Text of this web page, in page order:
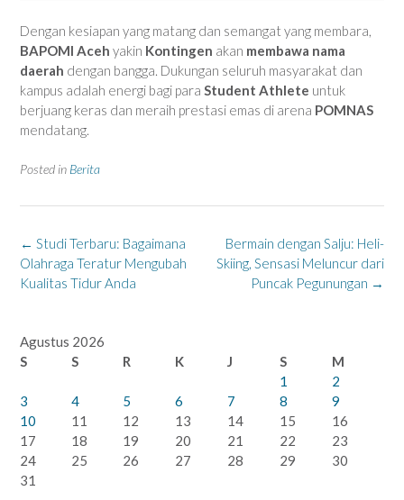
Dengan kesiapan yang matang dan semangat yang membara,
BAPOMI Aceh yakin Kontingen akan membawa nama
daerah dengan bangga. Dukungan seluruh masyarakat dan
kampus adalah energi bagi para Student Athlete untuk
berjuang keras dan meraih prestasi emas di arena POMNAS
mendatang.
Posted in Berita
Post
navigation
Bermain dengan Salju: Heli-
Skiing, Sensasi Meluncur dari
Puncak Pegunungan →
← Studi Terbaru: Bagaimana
Olahraga Teratur Mengubah
Kualitas Tidur Anda
Agustus 2026
S
S R K J S
M
1
2
3
4 5 6 7 8
9
10
11 12 13 14 15
16
17
18 19 20 21 22
23
24
25 26 27 28 29
30
31